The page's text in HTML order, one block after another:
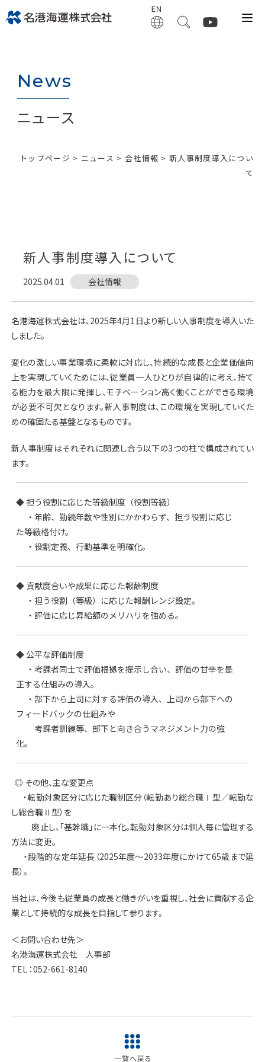
News
ニュース
トップページ > ニュース > 会社情報 > 新人事制度導入につい
て
新人事制度導入について
2025.04.01 会社情報
名港海運株式会社は、2025年4月1日より新しい人事制度を導入いた
しました。
変化の激しい事業環境に柔軟に対応し、持続的な成長と企業価値向
上を実現していくためには、従業員一人ひとりが自律的に考え、持て
る能力を最大限に発揮し、モチベーション高く働くことができる環境
が必要不可欠となります。新人事制度は、この環境を実現していくた
めの確固たる基盤となるものです。
新人事制度はそれぞれに関連し合う以下の3つの柱で構成されてい
ます。
◆ 担う役割に応じた等級制度（役割等級）
・年齢、勤続年数や性別にかかわらず、担う役割に応じ
た等級格付け。
・役割定義、行動基準を明確化。
◆ 貢献度合いや成果に応じた報酬制度
・担う役割（等級）に応じた報酬レンジ設定。
・評価に応じ昇給額のメリハリを強める。
◆ 公平な評価制度
・考課者同士で評価根拠を提示し合い、評価の甘辛を是
正する仕組みの導入。
・部下から上司に対する評価の導入、上司から部下への
フィードバックの仕組みや
考課者訓練等、部下と向き合うマネジメント力の強
化。
◎ その他、主な変更点
・転勤対象区分に応じた職制区分（転勤あり総合職Ⅰ型／転勤な
し総合職Ⅱ型）を
廃止し、「基幹職」に一本化。転勤対象区分は個人毎に管理する
方法に変更。
・段階的な定年延長（2025年度～2033年度にかけて65歳まで延
長）。
当社は、今後も従業員の成長と働きがいを重視し、社会に貢献する企
業として持続的な成長を目指して参ります。
＜お問い合わせ先＞
名港海運株式会社 人事部
TEL ：052-661-8140